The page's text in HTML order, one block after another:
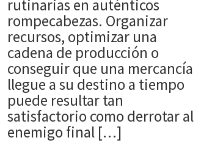
rutinarias en auténticos
rompecabezas. Organizar
recursos, optimizar una
cadena de producción o
conseguir que una mercancía
llegue a su destino a tiempo
puede resultar tan
satisfactorio como derrotar al
enemigo final […]